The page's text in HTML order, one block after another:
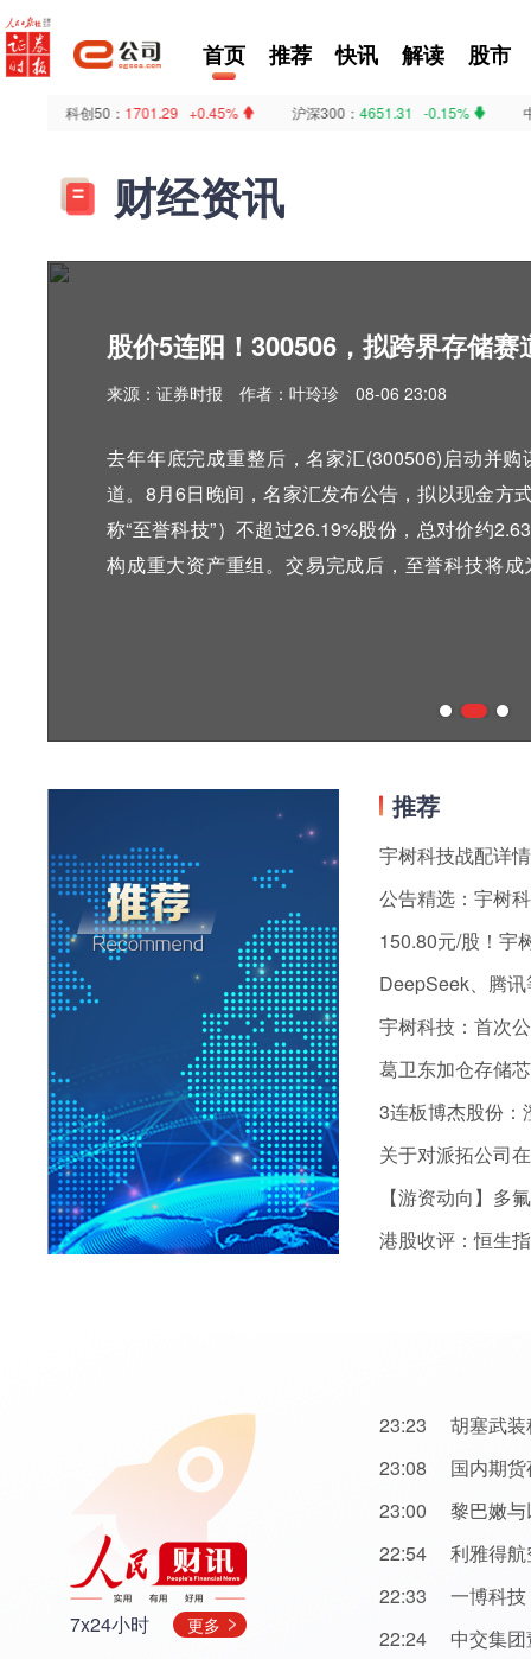
首页 推荐 快讯 解读 股市
科创50：1701.29 +0.45% 沪深300：4651.31 -0.15% 中证500
财经资讯
股价5连阳！300506，拟跨界存储赛
来源：证券时报 作者：叶玲珍 08-06 23:08
去年年底完成重整后，名家汇(300506)启动并
道。8月6日晚间，名家汇发布公告，拟以现金方
称“至誉科技”）不超过26.19%股份，总对价约
构成重大资产重组。交易完成后，至誉科技将
第一大股东。公开资料显示，至誉科技是一家
存储解决方案服务商，主要产品包括固态硬盘
季度营收、净利分别为1.42亿元、4285.67万元
度末，公司资产总额、净资产分别为5亿元、4.6
24亿元，增...
推荐
150.80元/股！宇
DeepSeek、腾
宇树科技：首次
葛卫东加仓存储
3连板博杰股份：
关于对派拓公司
港股收评：恒生
7x24小时 更多
23:23
胡塞武
23:08
国内期
23:00
黎巴嫩
22:54
利雅得
22:33
一博科技
22:24
中交集团